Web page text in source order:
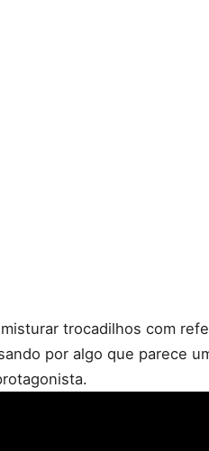
trocadilhos com
por algo que parece